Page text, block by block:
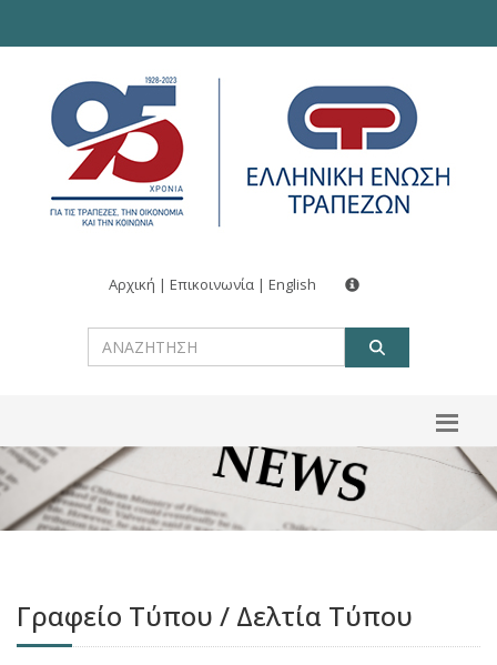
Αρχική | Επικοινωνία | English
Γραφείο Τύπου / Δελτία Τύπου